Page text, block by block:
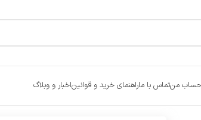
حساب منتماس با ماراهنمای خرید و قوانیناخبار و وبلاگ